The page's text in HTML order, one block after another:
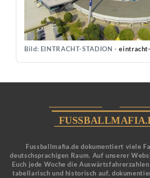
Bild: EINTRACHT-STADION -
Fussballmafia.de dokumentiert viele
deutschsprachigen Raum. Auf unserer
Euch jede Woche die
tabellarisch und historisch auf,